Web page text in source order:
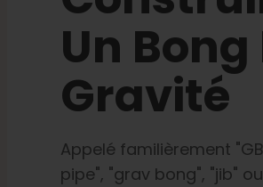
Apprendre
Presse
A propos de
Un Bong
Gravité
Appelé familièrement
pipe", "grav bong", "jib"